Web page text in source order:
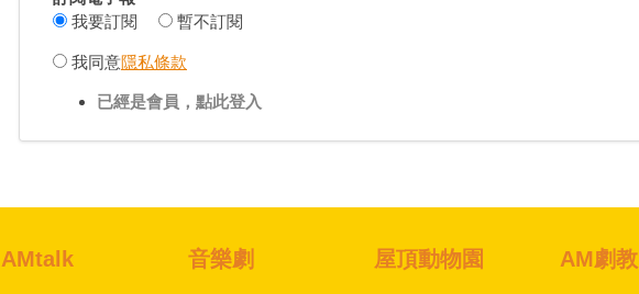
我要訂閱
暫不訂閱
我同意隱私條款
已經是會員，點此登入
AMtalk 音樂劇 屋頂動物園 AM劇教